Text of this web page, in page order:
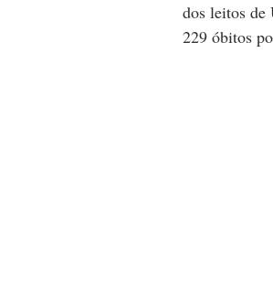
dos leitos de
229 óbitos